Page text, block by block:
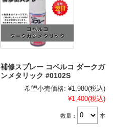
補修スプレー コベルコ ダークガ
ンメタリック #0102S
希望小売価格: ¥1,980(税込)
¥1,400(税込)
数量： 本